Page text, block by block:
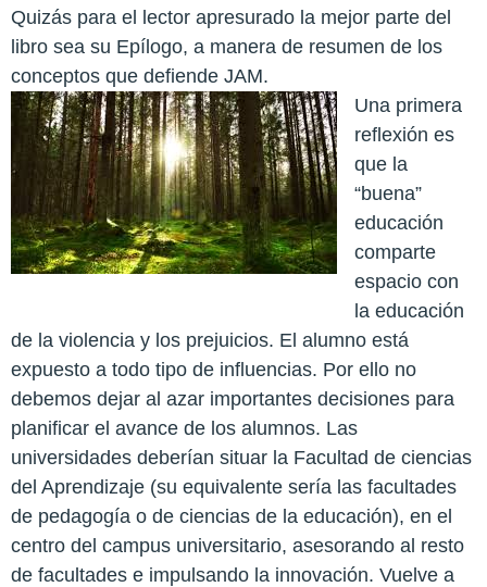
Quizás para el lector apresurado la mejor parte del
libro sea su Epílogo, a manera de resumen de los
conceptos que defiende JAM.
Una primera
reflexión es
que la
“buena”
educación
comparte
espacio con
la educación
de la violencia y los prejuicios. El alumno está
expuesto a todo tipo de influencias. Por ello no
debemos dejar al azar importantes decisiones para
planificar el avance de los alumnos. Las
universidades deberían situar la Facultad de ciencias
del Aprendizaje (su equivalente sería las facultades
de pedagogía o de ciencias de la educación), en el
centro del campus universitario, asesorando al resto
de facultades e impulsando la innovación. Vuelve a